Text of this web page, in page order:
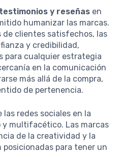
testimonios y reseñas en
humanizar las marcas.
de clientes satisfechos, las
y credibilidad,
para cualquier estrategia
en la comunicación
más allá de la compra,
de pertenencia.
las redes sociales en la
multifacético. Las marcas
de la creatividad y la
para tener un